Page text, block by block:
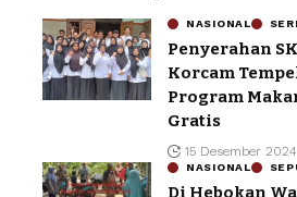
NASIONAL
Penyerahan SK
Korcam
Program
Gratis
15 Desember 2024
NASIONAL
Di Hebokan